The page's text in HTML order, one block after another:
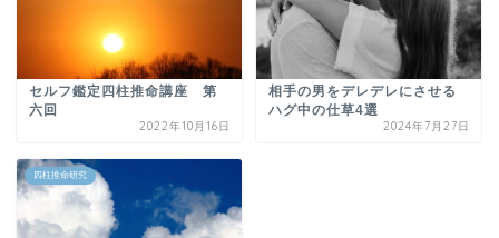
セルフ鑑定四柱推命講座 第
六回
2022年10月16日
相手の男をデレデレにさせる
ハグ中の仕草4選
2024年7月27日
四柱推命研究